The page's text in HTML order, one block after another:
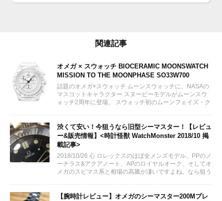
関連記事
オメガ × スウォッチ BIOCERAMIC MOONSWATCH
MISSION TO THE MOONPHASE SO33W700
話題のオメガ×スウォッチ ムーンスウォッチに、NASAの
マスコットキャラクター スヌーピーモデルがムーンスウ
ォッチ2周年に登場。 スウォッチ初のムーンフェイズ・ク
ではありません。...
渋くて安い！今狙うなら旧型シーマスター！【レビュ
ー&販売情報】<時計怪獣 WatchMonster 2018/10 掲
載記事>
2018/10/26 心 ロレックスのほぼ全メンズモデル、PPのノ
ーチラス&アクアノート、APのロイヤルオーク、そしてオ
メガのスピマス系と相場の高騰が凄いですよね。なら狙う
【腕時計レビュー】オメガのシーマスター200Mプレ